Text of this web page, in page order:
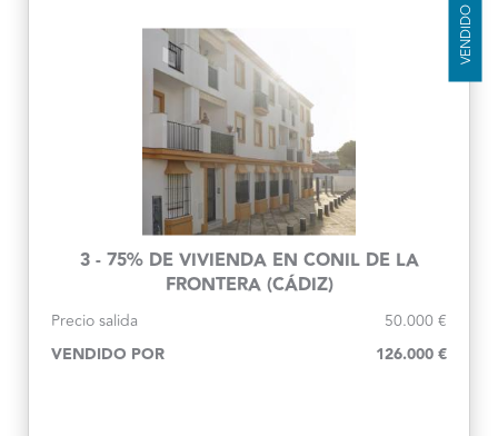
VENDIDO
3 - 75% DE VIVIENDA EN CONIL DE LA
FRONTERA (CÁDIZ)
Precio salida 50.000 €
VENDIDO POR 126.000 €